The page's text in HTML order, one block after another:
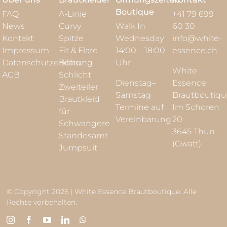
FAQ
News
Kontakt
Impressum
Datenschutzerklärung
AGB
A-Linie
Curvy
Spitze
Fit & Flare
Boho
Schlicht
Zweiteiler
Brautkleid
für
Schwangere
Standesamt
Jumpsuit
Boutique
Walk In
Wednesday
14:00 – 18:00
Uhr
Dienstag–
Samstag
Termine auf
Vereinbarung
+41 79 699
60 30
info@white-
essence.ch
White
Essence
Im Schoren
20
3645 Thun
(Gwatt)
© Copyright 2026 | White Essence Brautboutique. Alle
Rechte vorbehalten.